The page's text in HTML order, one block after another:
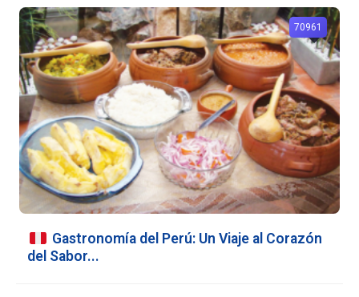
Gastronomía del Perú: Un Viaje al Corazón
del Sabor...
70961